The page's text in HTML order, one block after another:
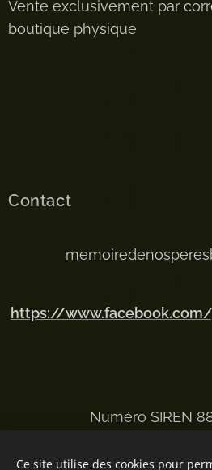
Vente exclusivement par
boutique physique
Contact
https://
Numéro SIREN
Ce site utilise des cookies pour